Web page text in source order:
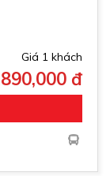
Giá 1 khách
đ